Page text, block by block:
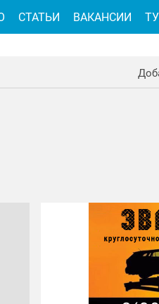
СТАТЬИ ВАКАНСИИ